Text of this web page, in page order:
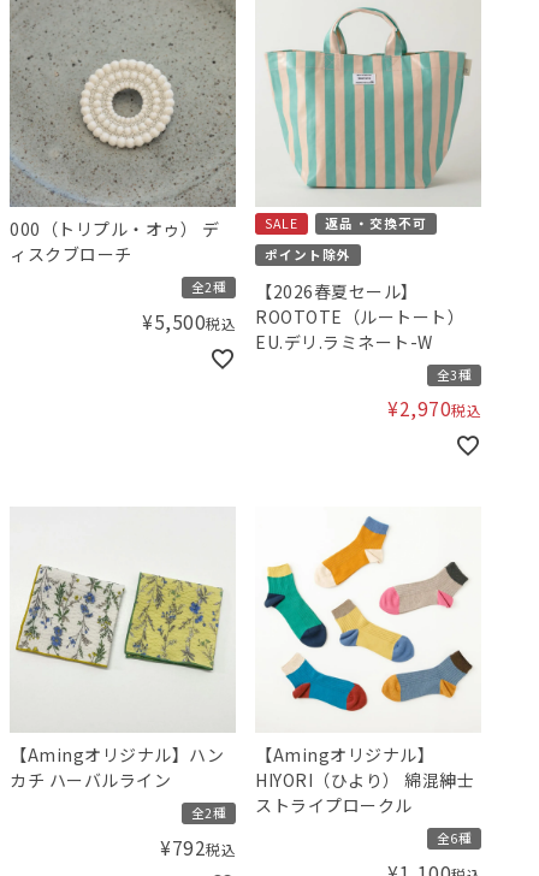
000（トリプル・オゥ） デ
ィスクブローチ
全2種
¥5,500税込
SALE
返品・交換不可
ポイント除外
【2026春夏セール】
ROOTOTE（ルートート）
EU.デリ.ラミネート-W
全3種
¥2,970税込
【Amingオリジナル】ハン
カチ ハーバルライン
全2種
¥792税込
【Amingオリジナル】
HIYORI（ひより） 綿混紳士
ストライプロークル
全6種